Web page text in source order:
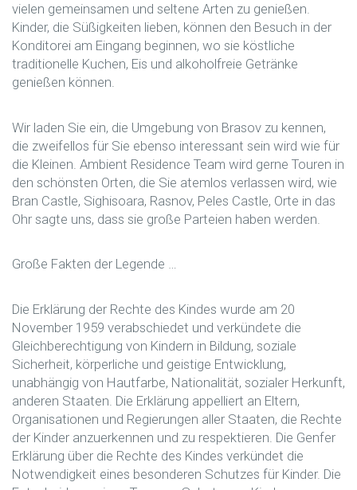
vielen gemeinsamen und seltene Arten zu genießen.
Kinder, die Süßigkeiten lieben, können den Besuch in der
Konditorei am Eingang beginnen, wo sie köstliche
traditionelle Kuchen, Eis und alkoholfreie Getränke
genießen können.
Wir laden Sie ein, die Umgebung von Brasov zu kennen,
die zweifellos für Sie ebenso interessant sein wird wie für
die Kleinen. Ambient Residence Team wird gerne Touren in
den schönsten Orten, die Sie atemlos verlassen wird, wie
Bran Castle, Sighisoara, Rasnov, Peles Castle, Orte in das
Ohr sagte uns, dass sie große Parteien haben werden.
Große Fakten der Legende …
Die Erklärung der Rechte des Kindes wurde am 20
November 1959 verabschiedet und verkündete die
Gleichberechtigung von Kindern in Bildung, soziale
Sicherheit, körperliche und geistige Entwicklung,
unabhängig von Hautfarbe, Nationalität, sozialer Herkunft,
anderen Staaten. Die Erklärung appelliert an Eltern,
Organisationen und Regierungen aller Staaten, die Rechte
der Kinder anzuerkennen und zu respektieren. Die Genfer
Erklärung über die Rechte des Kindes verkündet die
Notwendigkeit eines besonderen Schutzes für Kinder. Die